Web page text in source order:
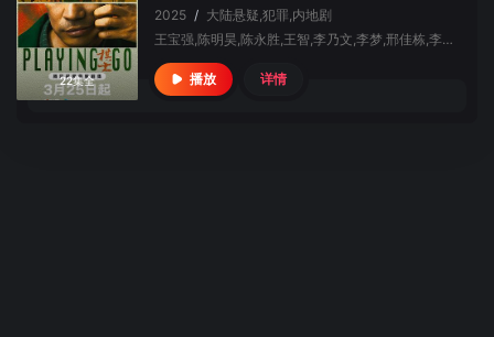
22集全
2025 / 大陆悬疑,犯罪,内地剧
王宝强,陈明昊,陈永胜,王智,李乃文,李梦,邢佳栋,李易祥,吴天琪,李若天,刘禹泽,陈卫,张宁浩,董向荣,赵毅,鲍振江
播放 详情